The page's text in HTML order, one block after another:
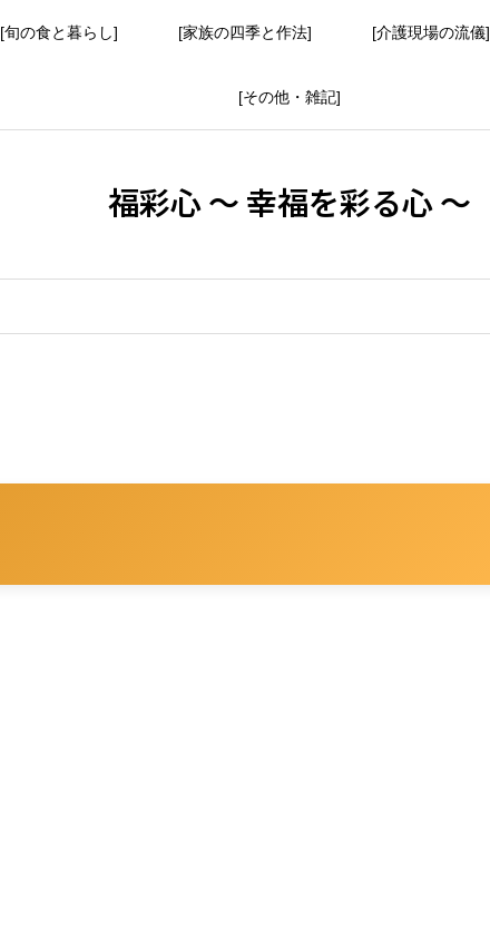
[旬の食と暮らし] [家族の四季と作法] [介護現場の流儀]
[その他・雑記]
福彩心 ～ 幸福を彩る心 ～